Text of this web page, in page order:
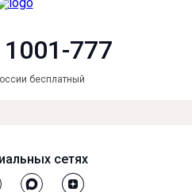
777
бесплатный
сетях